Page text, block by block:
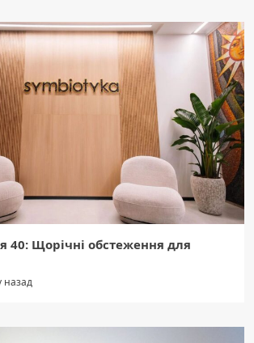
40: Щорічні обстеження для
назад